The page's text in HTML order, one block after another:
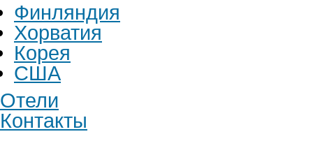
Финляндия
Хорватия
Корея
США
Отели
Контакты